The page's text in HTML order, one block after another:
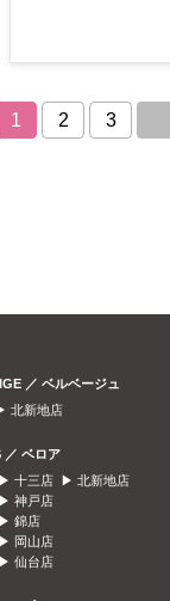
1 2 3
／ ベルベージュ
北新地店
／ ベロア
十三店 ▶ 北新地店
神戸店
錦店
岡山店
仙台店